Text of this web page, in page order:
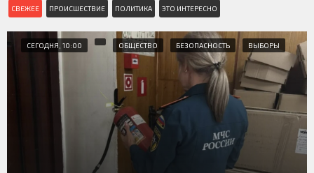
СВЕЖЕЕ ПРОИСШЕСТВИЕ ПОЛИТИКА ЭТО ИНТЕРЕСНО
СЕГОДНЯ, 10:00 ОБЩЕСТВО БЕЗОПАСНОСТЬ ВЫБОРЫ